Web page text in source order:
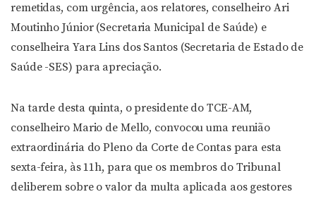
remetidas, com urgência, aos relatores, conselheiro Ari
Moutinho Júnior (Secretaria Municipal de Saúde) e
conselheira Yara Lins dos Santos (Secretaria de Estado de
Saúde -SES) para apreciação.
Na tarde desta quinta, o presidente do TCE-AM,
conselheiro Mario de Mello, convocou uma reunião
extraordinária do Pleno da Corte de Contas para esta
sexta-feira, às 11h, para que os membros do Tribunal
deliberem sobre o valor da multa aplicada aos gestores